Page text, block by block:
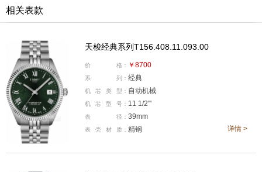
国内公价:￥5000
腕表直径:39毫米
表壳厚度:13.30毫米
机芯类型:石英
机芯型号:V192
表壳材质:不锈钢
防水深度:100米
表款详情：https://www.xbiao.com/seiko/93449/
腕表点评：
相关表款
天梭经典系列T156.408.11.093.00
价 格： ￥8700
系 列： 经典
机 芯 类 型： 自动机械
机 芯 型 号： 11 1/2'''
表 径： 39mm
表 壳 材 质： 精钢 详情 >